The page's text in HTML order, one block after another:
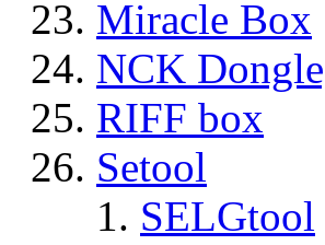
Miracle Box
NCK
RIFF box
Setool
SELGtool